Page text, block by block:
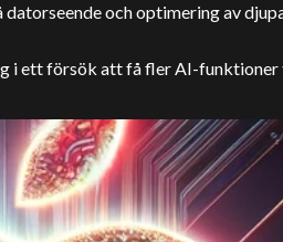
och optimering av
i ett försök att få fler AI-funktioner